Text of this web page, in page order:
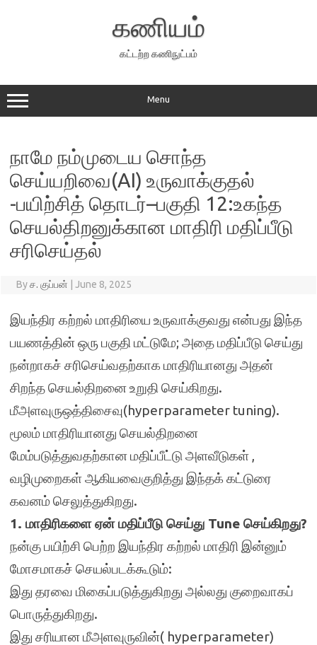
கணியம்
கட்டற்ற கணிநுட்பம்
Menu
நாமே நம்முடைய சொந்த
செய்யறிவை(AI) உருவாக்குதல்
-பயிற்சித் தொடர்–பகுதி 12:உகந்த
செயல்திறனுக்கான மாதிரி மதிப்பீடு
சரிசெய்தல்
Byச. குப்பன் June 8, 2025
இயந்திர கற்றல் மாதிரியை உருவாக்குவது என்பது இந்த
பயணத்தின் ஒரு பகுதி மட்டுமே; அதை மதிப்பீடு செய்து
நன்றாகச் சரிசெய்வதற்காக மாதிரியானது அதன்
சிறந்த செயல்திறனை உறுதி செய்கிறது.
மீஅளவுருஒத்திசைவு(hyperparameter tuning).
மூலம் மாதிரியானது செயல்திறனை
மேம்படுத்துவதற்கான மதிப்பீட்டு அளவீடுகள் ,
வழிமுறைகள் ஆகியவைகுறித்து இந்தக் கட்டுரை
கவனம் செலுத்துகிறது.
1. மாதிரிகளை ஏன் மதிப்பீடு செய்து Tune செய்கிறது?
நன்கு பயிற்சி பெற்ற இயந்திர கற்றல் மாதிரி இன்னும்
மோசமாகச் செயல்படக்கூடும்:
இது தரவை மிகைப்படுத்துகிறது அல்லது குறைவாகப்
பொருத்துகிறது.
இது சரியான மீஅளவுருவின்( hyperparameter)